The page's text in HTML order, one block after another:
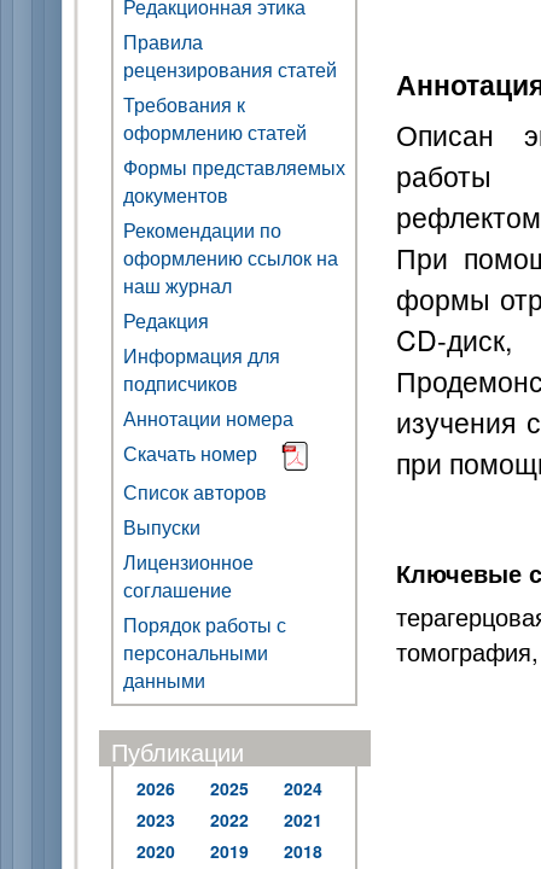
Редакционная этика
Правила
рецензирования статей
Требования к
оформлению статей
Формы представляемых
документов
Рекомендации по
оформлению ссылок на
наш журнал
Редакция
Информация для
подписчиков
Аннотации номера
Скачать номер
Список авторов
Выпуски
Лицензионное
соглашение
Порядок работы с
персональными
данными
Публикации
2026 2025
2024
2023
2022
2021
2020
2019
2018
Описан
При
формы
CD-
изучения
при
Ключевые